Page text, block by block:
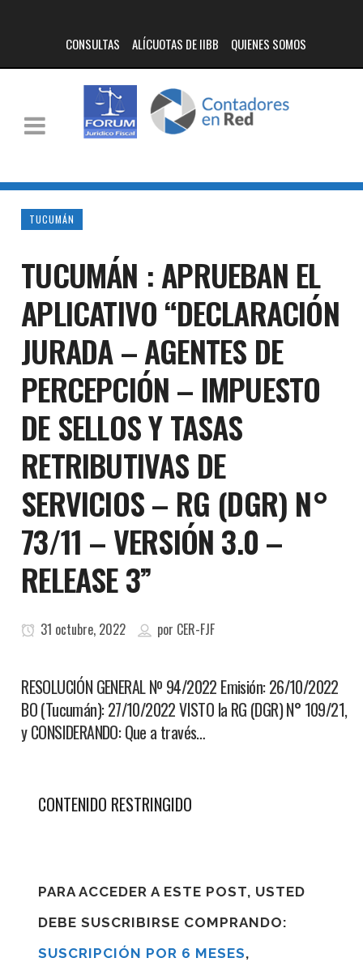
CONSULTAS ALÍCUOTAS DE IIBB QUIENES SOMOS
TUCUMÁN
TUCUMÁN : APRUEBAN EL
APLICATIVO “DECLARACIÓN
JURADA – AGENTES DE
PERCEPCIÓN – IMPUESTO
DE SELLOS Y TASAS
RETRIBUTIVAS DE
SERVICIOS – RG (DGR) N°
73/11 – VERSIÓN 3.0 –
RELEASE 3”
31 octubre, 2022 por CER-FJF
RESOLUCIÓN GENERAL Nº 94/2022 Emisión: 26/10/2022
BO (Tucumán): 27/10/2022 VISTO la RG (DGR) N° 109/21,
y CONSIDERANDO: Que a través…
CONTENIDO RESTRINGIDO
PARA ACCEDER A ESTE POST, USTED
DEBE SUSCRIBIRSE COMPRANDO:
SUSCRIPCIÓN POR 6 MESES,